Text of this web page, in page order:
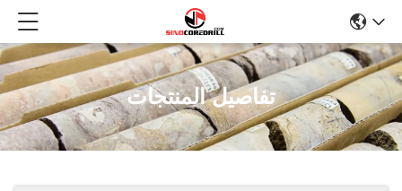
تفاصيل المنتجات